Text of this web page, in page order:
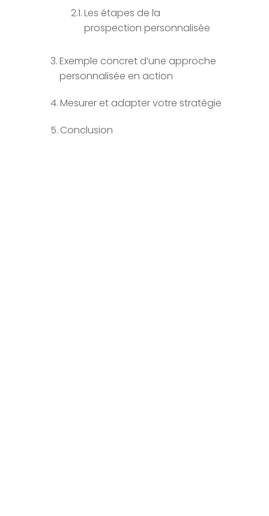
Les étapes de la
prospection personnalisée
Exemple concret d’une approche
personnalisée en action
Mesurer et adapter votre stratégie
Conclusion